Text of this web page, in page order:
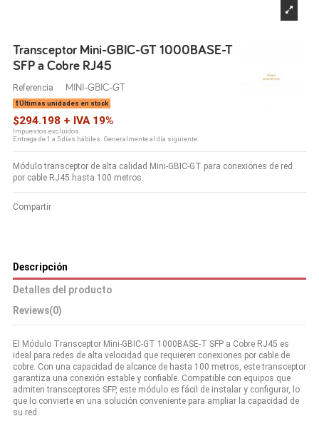
Transceptor Mini-GBIC-GT 1000BASE-T
SFP a Cobre RJ45
Referencia MINI-GBIC-GT
Últimas unidades en stock
$294.198 + IVA 19%
Impuestos excluidos
Entrega de 1 a 5 días hábiles. Generalmente al día siguiente.
Módulo transceptor de alta calidad Mini-GBIC-GT para conexiones de red
por cable RJ45 hasta 100 metros.
Compartir
Descripción
Detalles del producto
Reviews(0)
El Módulo Transceptor Mini-GBIC-GT 1000BASE-T SFP a Cobre RJ45 es
ideal para redes de alta velocidad que requieren conexiones por cable de
cobre. Con una capacidad de alcance de hasta 100 metros, este transceptor
garantiza una conexión estable y confiable. Compatible con equipos que
admiten transceptores SFP, este módulo es fácil de instalar y configurar, lo
que lo convierte en una solución conveniente para ampliar la capacidad de
su red.